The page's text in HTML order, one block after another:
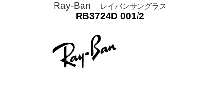
Ray-Ban レイバンサングラス
RB3724D 001/2